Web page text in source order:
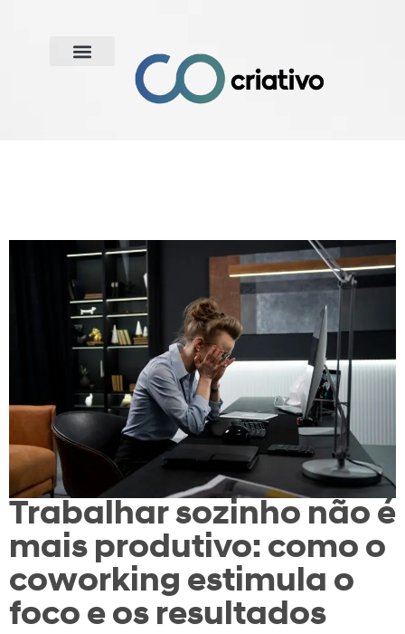
Trabalhar sozinho não é
mais produtivo: como o
coworking estimula o
foco e os resultados